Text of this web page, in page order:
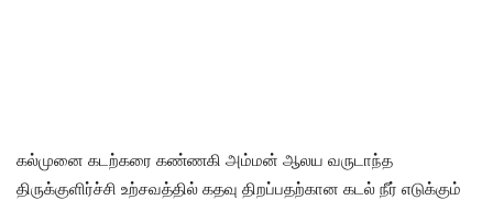
கல்முனை கடற்கரை கண்ணகி அம்மன் ஆலய வருடாந்த
திருக்குளிர்ச்சி உற்சவத்தில் கதவு திறப்பதற்கான கடல் நீர் எடுக்கும்